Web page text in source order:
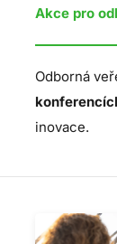
Akce pro
Odborná
inovace.